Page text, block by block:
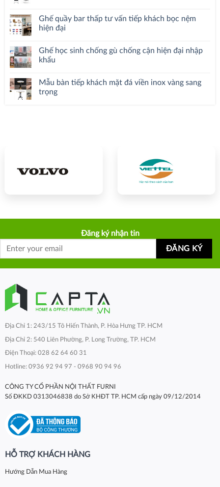
Ghế quầy bar thấp tư vấn tiếp khách bọc nệm
hiện đại
Ghế học sinh chống gù chống cận hiện đại nhập
khẩu
Mẫu bàn tiếp khách mặt đá viền inox vàng sang
trọng
Đăng ký nhận tin
Địa Chỉ 1: 243/15 Tô Hiến Thành, P. Hòa Hưng TP. HCM
Địa Chỉ 2: 540 Liên Phường, P. Long Trường, TP. HCM
Điện Thoại: 028 62 64 60 31
Hotline: 0936 92 94 97 - 0968 90 94 96
CÔNG TY CỔ PHẦN NỘI THẤT FURNI
Số ĐKKD 0313046838 do Sở KHĐT TP. HCM cấp ngày 09/12/2014
HỖ TRỢ KHÁCH HÀNG
Hướng Dẫn Mua Hàng